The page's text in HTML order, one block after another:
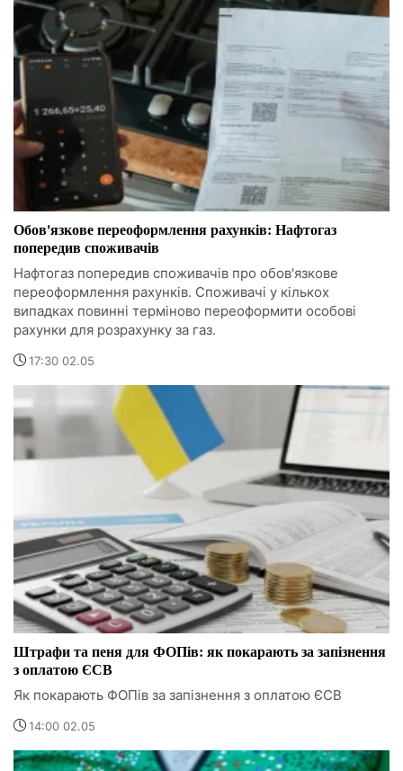
Обов'язкове переоформлення рахунків: Нафтогаз
попередив споживачів
Нафтогаз попередив споживачів про обов'язкове
переоформлення рахунків. Споживачі у кількох
випадках повинні терміново переоформити особові
рахунки для розрахунку за газ.
17:30 02.05
Штрафи та пеня для ФОПів: як покарають за запізнення
з оплатою ЄСВ
Як покарають ФОПів за запізнення з оплатою ЄСВ
14:00 02.05